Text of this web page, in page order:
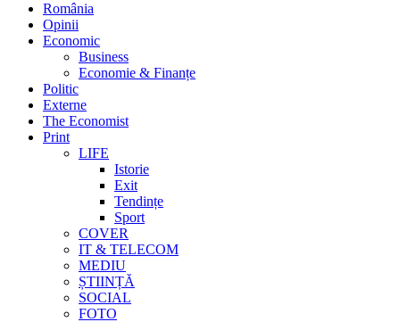
România
Opinii
Economic
Business
Economie & Finanțe
Politic
Externe
The Economist
Print
LIFE
Istorie
Exit
Tendințe
Sport
COVER
IT & TELECOM
MEDIU
ȘTIINȚĂ
SOCIAL
FOTO